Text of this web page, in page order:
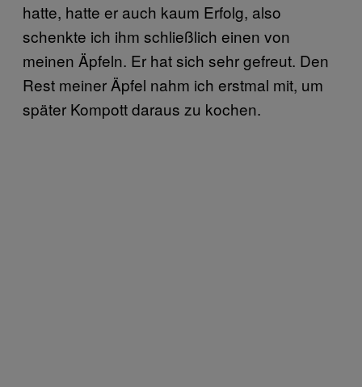
hatte, hatte er auch kaum Erfolg, also
schenkte ich ihm schließlich einen von
meinen Äpfeln. Er hat sich sehr gefreut. Den
Rest meiner Äpfel nahm ich erstmal mit, um
später Kompott daraus zu kochen.